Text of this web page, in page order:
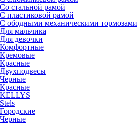
Со стальной рамой
С пластиковой рамой
С ободными механическими тормозами
Для мальчика
Для девочки
Комфортные
Кремовые
Красные
Двухподвесы
Черные
Красные
KELLYS
Stels
Городские
Черные